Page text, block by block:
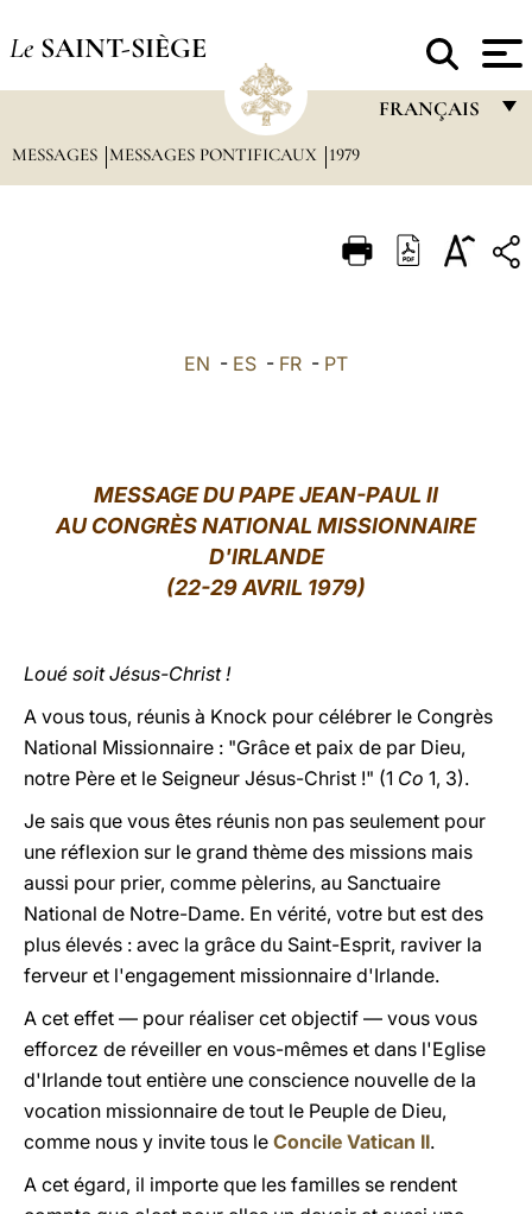
Le SAINT-SIÈGE
FRANÇAIS
ITALIANO
中文
MESSAGES MESSAGES PONTIFICAUX 1979
EN - ES - FR - PT
MESSAGE DU PAPE JEAN-PAUL II
AU CONGRÈS NATIONAL MISSIONNAIRE
D'IRLANDE
(22-29 AVRIL 1979)
Loué soit Jésus-Christ !
A vous tous, réunis à Knock pour célébrer le Congrès
National Missionnaire : "Grâce et paix de par Dieu,
notre Père et le Seigneur Jésus-Christ !" (1 Co 1, 3).
Je sais que vous êtes réunis non pas seulement pour
une réflexion sur le grand thème des missions mais
aussi pour prier, comme pèlerins, au Sanctuaire
National de Notre-Dame. En vérité, votre but est des
plus élevés : avec la grâce du Saint-Esprit, raviver la
ferveur et l'engagement missionnaire d'Irlande.
A cet effet — pour réaliser cet objectif — vous vous
efforcez de réveiller en vous-mêmes et dans l'Eglise
d'Irlande tout entière une conscience nouvelle de la
vocation missionnaire de tout le Peuple de Dieu,
comme nous y invite tous le Concile Vatican II.
A cet égard, il importe que les familles se rendent